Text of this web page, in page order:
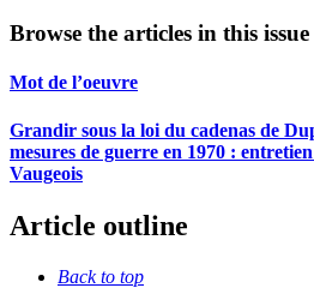
Browse the articles in this issue
Mot de l’oeuvre
Grandir sous la loi du cadenas de
mesures de guerre en 1970 :
Vaugeois
Article outline
Back to top